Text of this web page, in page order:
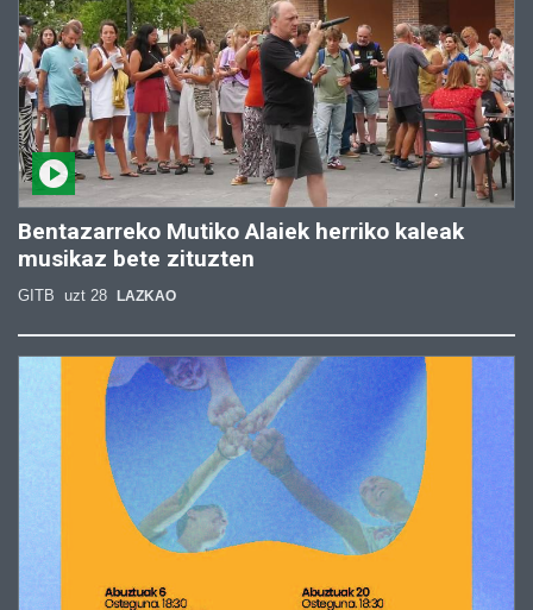
Bentazarreko Mutiko Alaiek herriko kaleak
musikaz bete zituzten
GITB uzt 28 LAZKAO